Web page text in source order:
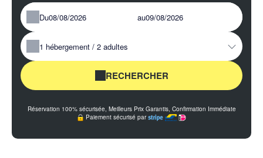
Du au
1 hébergement / 2 adultes
RECHERCHER
Réservation 100% sécurisée, Meilleurs Prix Garantis, Confirmation Immédiate
Paiement sécurisé par